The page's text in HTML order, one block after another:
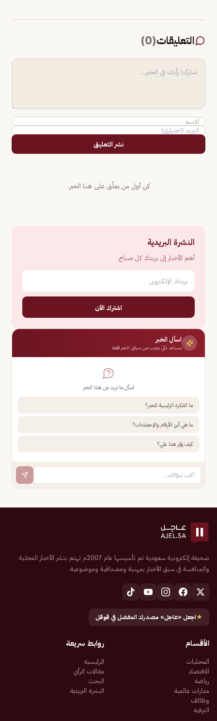
التعليقات(
0
)
نشر التعليق
كن أول من يعلّق على هذا الخبر.
النشرة البريدية
أهم الأخبار إلى بريدك كل صباح.
اشترك الآن
اسأل الخبر
مساعد ذكي يجيب من سياق الخبر فقط
اسأل ما تريد عن هذا الخبر
ما الفكرة الرئيسية للخبر؟
ما هي أبرز الأرقام والإحصاءات؟
كيف يؤثر هذا علي؟
صحيفة إلكترونية سعودية تم تأسيسها عام 2007م تهتم بنشر الأخبار المحلية
والمنافسة في سبق الأخبار بمهنية ومصداقية وموضوعية
★اجعل «عاجل» مصدرك المفضل في قوقل
الأقسام
المحليات
الاقتصاد
رياضة
مدارات عالمية
وظائف
الترفيه
روابط سريعة
الرئيسية
مقالات الرأي
البحث
النشرة البريدية